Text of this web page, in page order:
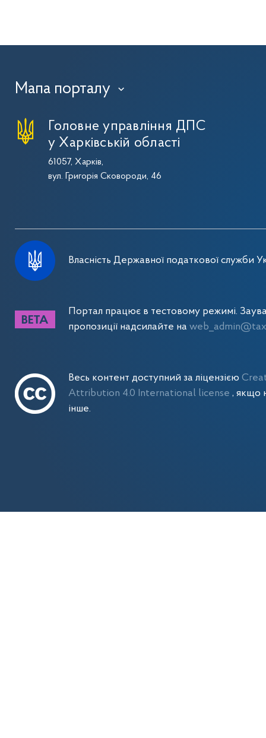
Мапа порталу ›
Головне управління ДПС
у Харківській області
61057, Харків,
вул. Григорія Сковороди, 46
Власність Державної податкової служби
Портал працює в тестовому режимі.
пропозиції надсилайте на
Весь контент доступний за ліцензією
Attribution 4.0 International license , якщо
інше.